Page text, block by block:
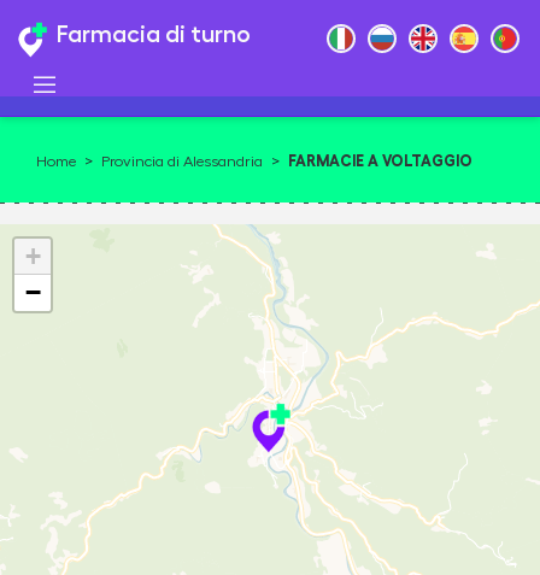
Farmacia di turno
Home > Provincia di Alessandria > FARMACIE A VOLTAGGIO
+
−